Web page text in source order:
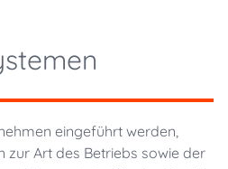
eingeführt werden,
zur Art des Betriebs sowie der